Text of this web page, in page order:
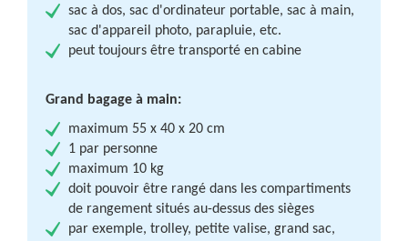
sac à dos, sac d'ordinateur portable, sac à main,
sac d'appareil photo, parapluie, etc.
peut toujours être transporté en cabine
Grand bagage à main:
maximum 55 x 40 x 20 cm
1 par personne
maximum 10 kg
doit pouvoir être rangé dans les compartiments
de rangement situés au-dessus des sièges
par exemple, trolley, petite valise, grand sac,